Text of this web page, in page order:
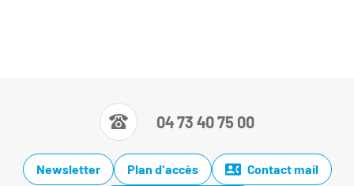
04 73 40 75 00
Newsletter Plan d'accès Contact mail